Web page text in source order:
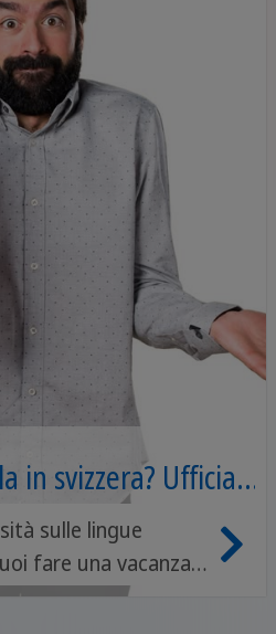
in svizzera? Ufficiali
sulle lingue
fare una vacanza
e hai scelto la